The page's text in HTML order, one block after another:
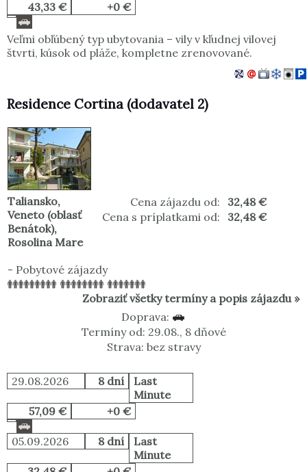
43,33 €
+0 €
Veľmi obľúbený typ ubytovania – vily v kľudnej vilovej
štvrti, kúsok od pláže, kompletne zrenovované.
Residence Cortina (dodavatel 2)
Cena zájazdu od:
32,48 €
Cena s príplatkami od:
32,48 €
Taliansko,
Veneto (oblasť
Benátok),
Rosolina Mare
- Pobytové zájazdy
Zobraziť všetky termíny a popis zájazdu »
Doprava:
Termíny od: 29.08., 8 dňové
Strava: bez stravy
29.08.2026 8 dní
Last
Minute
57,09 €
+0 €
05.09.2026 8 dní
Last
Minute